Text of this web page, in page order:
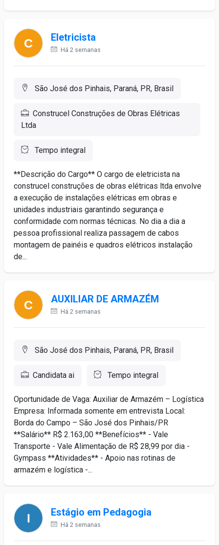
Eletricista
Há 2 semanas
São José dos Pinhais, Paraná, PR, Brasil
Construcel Construções de Obras Elétricas
Ltda
Tempo integral
**Descrição do Cargo** O cargo de eletricista na
construcel construções de obras elétricas ltda envolve
a execução de instalações elétricas em obras e
unidades industriais garantindo segurança e
conformidade com normas técnicas. No dia a dia a
pessoa profissional realiza passagem de cabos
montagem de painéis e quadros elétricos instalação
de...
AUXILIAR DE ARMAZÉM
Há 2 semanas
São José dos Pinhais, Paraná, PR, Brasil
Candidata ai Tempo integral
Oportunidade de Vaga: Auxiliar de Armazém – Logística
Empresa: Informada somente em entrevista Local:
Borda do Campo – São José dos Pinhais/PR
**Salário** R$ 2.163,00 **Benefícios** - Vale
Transporte - Vale Alimentação de R$ 28,99 por dia -
Gympass **Atividades** - Apoio nas rotinas de
armazém e logística -...
Estágio em Pedagogia
Há 2 semanas